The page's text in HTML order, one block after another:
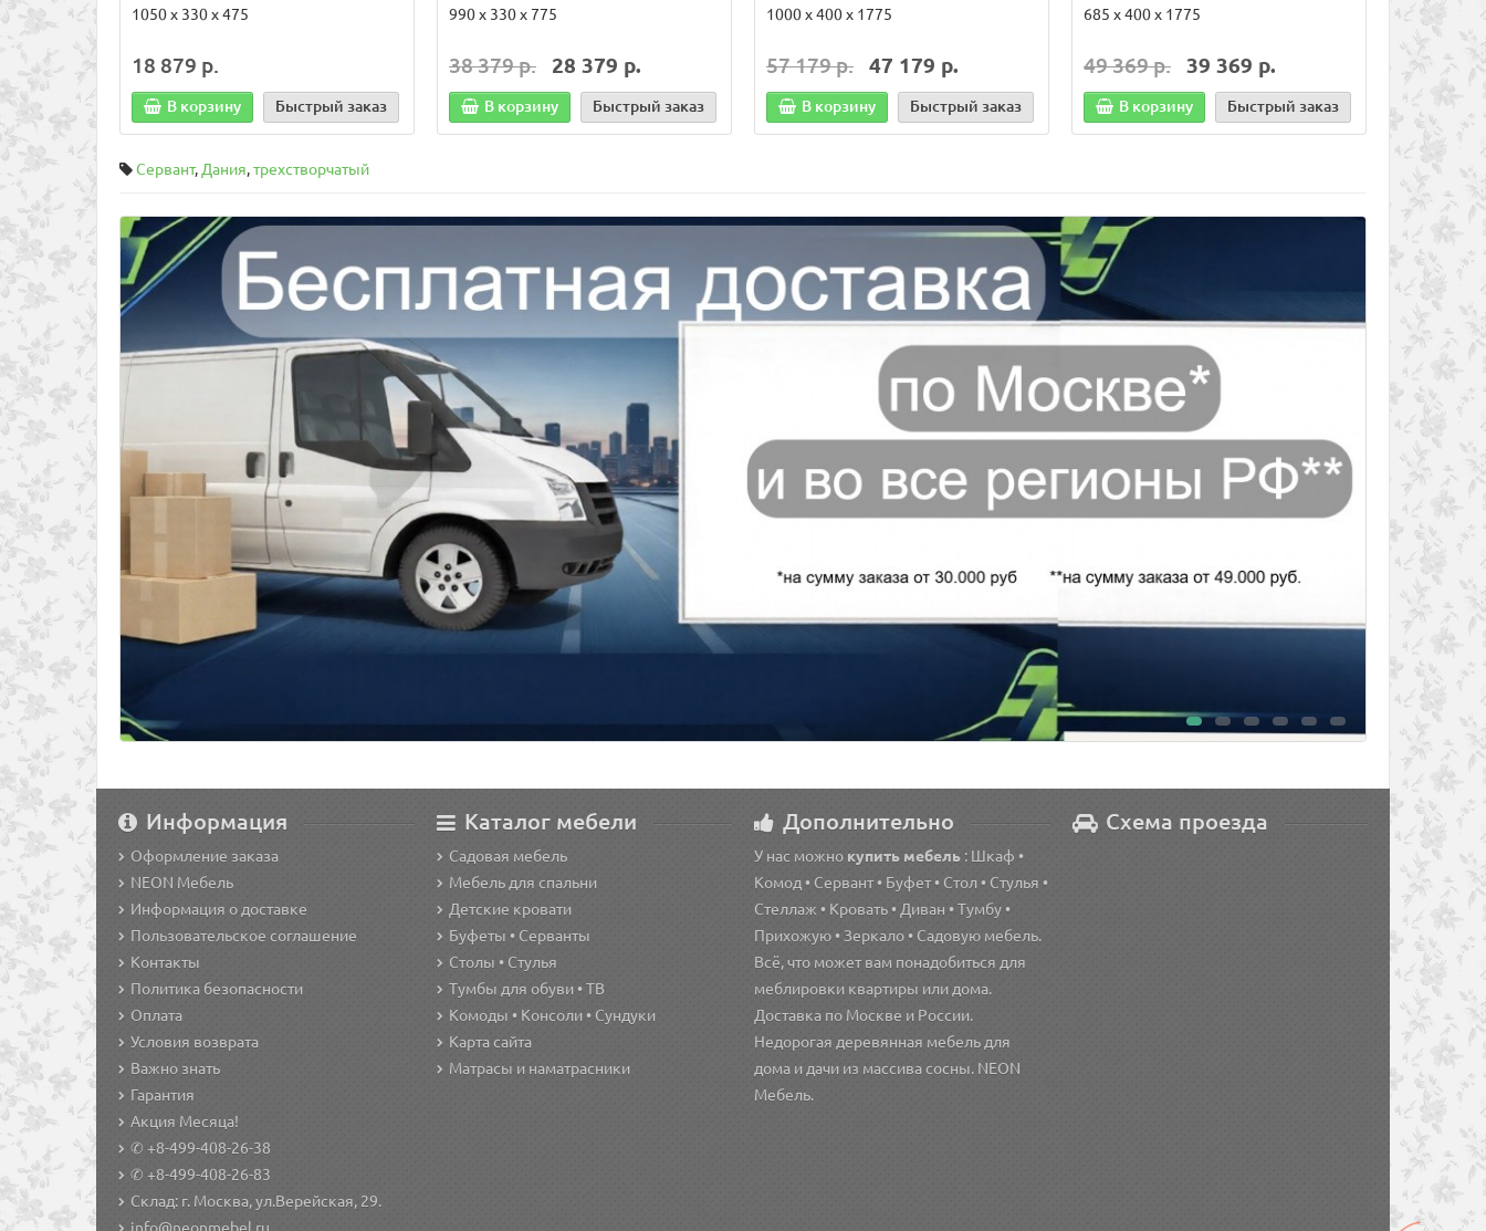
1050 х 330 х 475
18 879 р.
В корзину Быстрый заказ
990 х 330 х 775
38 379 р. 28 379 р.
В корзину Быстрый заказ
1000 х 400 х 1775
57 179 р. 47 179 р.
В корзину Быстрый заказ
685 х 400 х 1775
49 369 р. 39 369 р.
В корзину Быстрый заказ
ширина -
1000,
21 559
В
Сервант, Дания,трехстворчатый
Информация
Оформление заказа
NEON Мебель
Информация о доставке
Пользовательское соглашение
Контакты
Политика безопасности
Оплата
Условия возврата
Важно знать
Гарантия
Акция Месяца!
✆ +8-499-408-26-38
✆ +8-499-408-26-83
Склад: г. Москва, ул.Верейская, 29.
Каталог мебели
Садовая мебель
Мебель для спальни
Детские кровати
Буфеты • Серванты
Столы • Стулья
Тумбы для обуви • ТВ
Комоды • Консоли • Сундуки
Карта сайта
Матрасы и наматрасники
Дополнительно
У нас можно купить мебель : Шкаф •
Комод • Сервант • Буфет • Стол • Стулья •
Стеллаж • Кровать • Диван • Тумбу •
Прихожую • Зеркало • Садовую мебель.
Всё, что может вам понадобиться для
меблировки квартиры или дома.
Доставка по Москве и России.
Недорогая деревянная мебель для
дома и дачи из массива сосны. NEON
Мебель.
Схема проезда